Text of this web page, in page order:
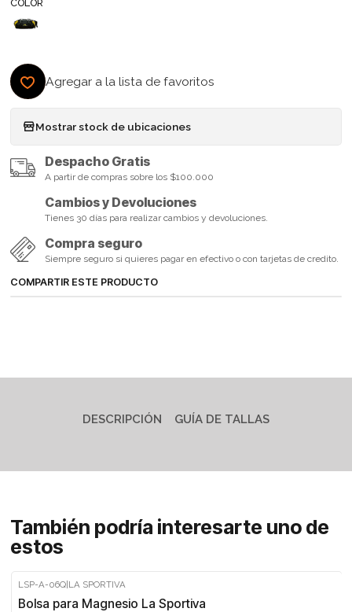
COLOR
Agregar a la lista de favoritos
Mostrar stock de ubicaciones
Despacho Gratis
A partir de compras sobre los $100.000
Cambios y Devoluciones
Tienes 30 días para realizar cambios y devoluciones.
Compra seguro
Siempre seguro si quieres pagar en efectivo o con tarjetas de credito.
COMPARTIR ESTE PRODUCTO
DESCRIPCIÓN GUÍA DE TALLAS
También podría interesarte uno de
estos
Agotado
LSP-A-06Q|LA SPORTIVA
Bolsa para Magnesio La Sportiva